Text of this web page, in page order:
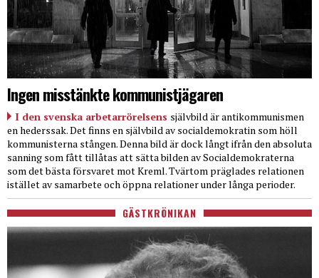
Ingen misstänkte kommunistjägaren
I den svenska arbetarrörelsens självbild är antikommunismen
en hederssak. Det finns en självbild av socialdemokratin som höll
kommunisterna stången. Denna bild är dock långt ifrån den absoluta
sanning som fått tillåtas att sätta bilden av Socialdemokraterna
som det bästa försvaret mot Kreml. Tvärtom präglades relationen
istället av samarbete och öppna relationer under långa perioder.
GÄSTKRÖNIKAN